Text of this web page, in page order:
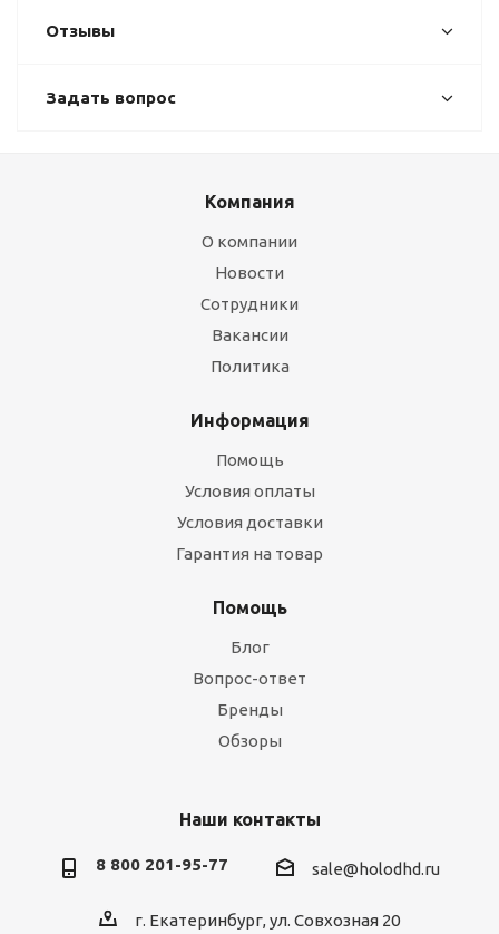
Отзывы
Задать вопрос
Компания
О компании
Новости
Сотрудники
Вакансии
Политика
Информация
Помощь
Условия оплаты
Условия доставки
Гарантия на товар
Помощь
Блог
Вопрос-ответ
Бренды
Обзоры
Наши контакты
8 800 201-95-77 sale@holodhd.ru
г. Екатеринбург, ул. Совхозная 20